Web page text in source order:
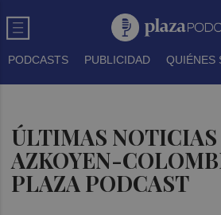
PODCASTS PUBLICIDAD QUIÉNES
ÚLTIMAS NOTICIAS
AZKOYEN-
PLAZA PODCAST